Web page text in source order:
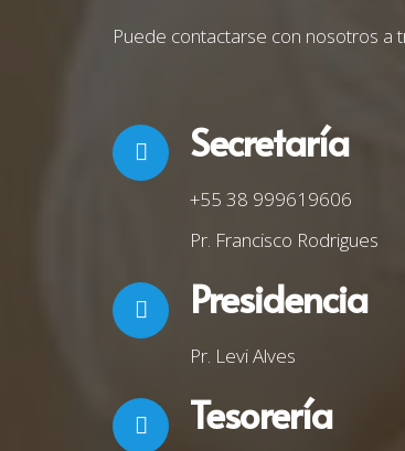
Puede contactarse con nosotros a
Secretaría
+55 38 999619606
Pr. Francisco Rodrigues
Presidencia
Pr. Levi Alves
Tesorería